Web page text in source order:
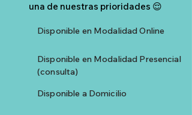
una de nuestras prioridades 😌
Disponible en Modalidad Online
Disponible en Modalidad Presencial
(consulta)
Disponible a Domicilio